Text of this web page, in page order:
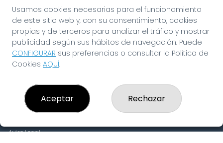
CONTACTO
ADMINISTRACION DE LOTERIAS: 19-FUENLABRADA -
RECEPTOR OFICIAL: 97910
916429571
pedidos@laninadelasuerte.es
(Madrid) España
Aviso Legal
Usamos cookies necesarias para el funcionamiento
de este sitio web y, con su consentimiento, cookies
propias y de terceros para analizar el tráfico y mostrar
publicidad según sus hábitos de navegación. Puede
CONFIGURAR sus preferencias o consultar la Política de
Cookies AQUÍ.
Aceptar Rechazar